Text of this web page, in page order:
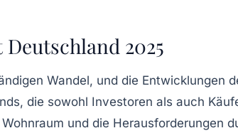
2025
Wandel, und die Entwicklungen
, die sowohl Investoren als auch
und die Herausforderungen